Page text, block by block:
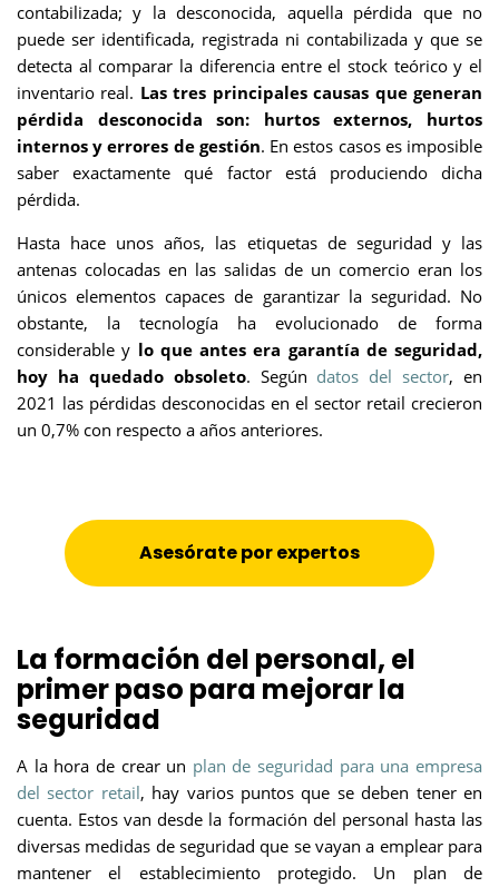
contabilizada; y la desconocida, aquella pérdida que no
puede ser identificada, registrada ni contabilizada y que se
detecta al comparar la diferencia entre el stock teórico y el
inventario real. Las tres principales causas que generan
pérdida desconocida son: hurtos externos, hurtos
internos y errores de gestión. En estos casos es imposible
saber exactamente qué factor está produciendo dicha
pérdida.
Hasta hace unos años, las etiquetas de seguridad y las
antenas colocadas en las salidas de un comercio eran los
únicos elementos capaces de garantizar la seguridad. No
obstante, la tecnología ha evolucionado de forma
considerable y lo que antes era garantía de seguridad,
hoy ha quedado obsoleto. Según datos del sector, en
2021 las pérdidas desconocidas en el sector retail crecieron
un 0,7% con respecto a años anteriores.
Asesórate por expertos
La formación del personal, el
primer paso para mejorar la
seguridad
A la hora de crear un plan de seguridad para una empresa
del sector retail, hay varios puntos que se deben tener en
cuenta. Estos van desde la formación del personal hasta las
diversas medidas de seguridad que se vayan a emplear para
mantener el establecimiento protegido. Un plan de